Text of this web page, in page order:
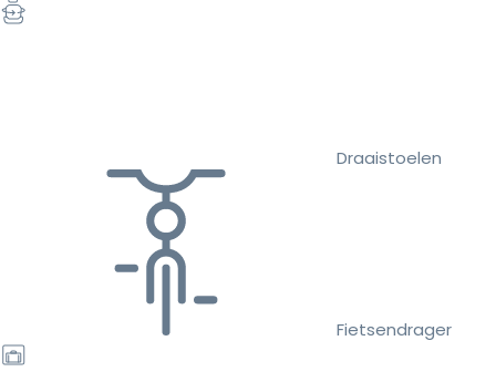
Draaistoelen
Fietsendrager